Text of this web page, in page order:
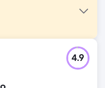
オンラインでのプレゼンス
もウェブサイトも
クライアント。このクラ
4.9